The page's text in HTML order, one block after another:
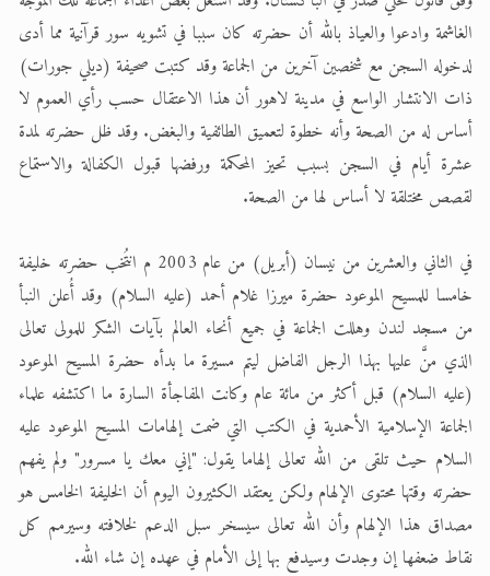
الغاشمة وادعوا والعياذ بالله أن حضرته كان سببا في تشويه سور قرآنية مما أدى
لدخوله السجن مع شخصين آخرين من الجماعة وقد كتبت صحيفة (ديلي جورات)
ذات الانتشار الواسع في مدينة لاهور أن هذا الاعتقال حسب رأي العموم لا
أساس له من الصحة وأنه خطوة لتعميق الطائفية والبغض. وقد ظل حضرته لمدة
عشرة أيام في السجن بسبب تحيز المحكمة ورفضها قبول الكفالة والاستماع
لقصص مختلقة لا أساس لها من الصحة.
في الثاني والعشرين من نيسان (أبريل) من عام 2003 م انتُخب حضرته خليفة
خامسا للمسيح الموعود حضرة ميرزا غلام أحمد (عليه السلام) وقد أُعلن النبأ
من مسجد لندن وهللت الجماعة في جميع أنحاء العالم بآيات الشكر للمولى تعالى
الذي منَّ عليها بهذا الرجل الفاضل ليتم مسيرة ما بدأه حضرة المسيح الموعود
(عليه السلام) قبل أكثر من مائة عام وكانت المفاجأة السارة ما اكتشفه علماء
الجماعة الإسلامية الأحمدية في الكتب التي ضمت إلهامات المسيح الموعود عليه
السلام حيث تلقى من الله تعالى إلهاما يقول: "إني معك يا مسرور" ولم يفهم
حضرته وقتها محتوى الإلهام ولكن يعتقد الكثيرون اليوم أن الخليفة الخامس هو
مصداق هذا الإلهام وأن الله تعالى سيسخر سبل الدعم لخلافته وسيرمم كل
نقاط ضعفها إن وجدت وسيدفع بها إلى الأمام في عهده إن شاء الله.